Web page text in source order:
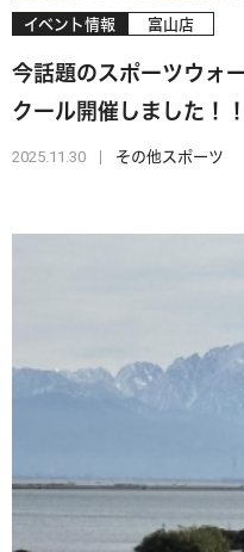
イベント情報 富山店
今話題のスポーツウォ
クール開催しました！！
2025.11.30 その他スポーツ